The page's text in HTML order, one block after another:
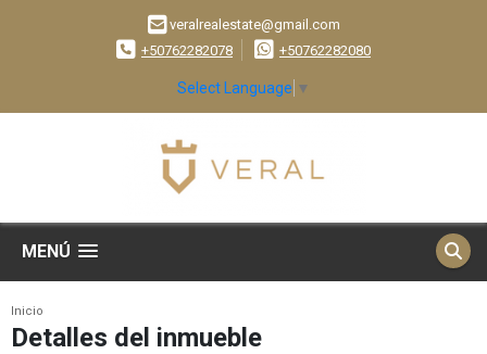
veralrealestate@gmail.com
+50762282078
+50762282080
Select Language ▼
MENÚ
Inicio
Detalles del inmueble